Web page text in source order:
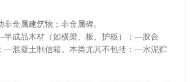
金属建筑物；非金属碑。
半成品木材（如横梁、板、护板）；—胶合
—混凝土制信箱。本类尤其不包括：—水泥贮